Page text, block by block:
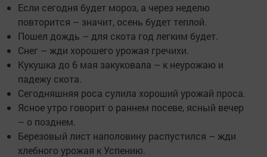
Если сегодня будет мороз, а через неделю
повторится – значит, осень будет теплой.
Пошел дождь – для скота год легким будет.
Снег – жди хорошего урожая гречихи.
Кукушка до 6 мая закуковала – к неурожаю и
падежу скота.
Сегодняшняя роса сулила хороший урожай проса.
Ясное утро говорит о раннем посеве, ясный вечер
– о позднем.
Березовый лист наполовину распустился – жди
хлебного урожая к Успению.